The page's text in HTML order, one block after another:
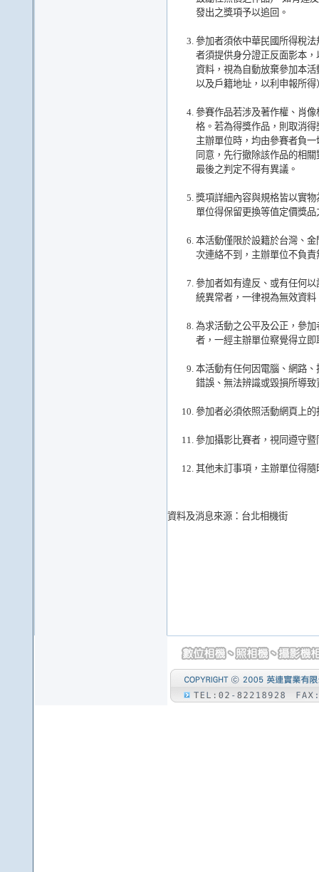
發出之獎項予以追回。
參加者須依中華民國所得稅
者須提供身分證正反面影本
資料，視為自動放棄參加本
以及戶籍地址，以利申報所得
參賽作品若涉及著作權、肖
格。若為得獎作品，則取消
主辦單位時，均由參賽者負
同意，先行撤除該作品的相
最後之判定不得有異議。
獎項詳細內容與規格皆以實
單位得保留更換等值定價獎
本活動僅限於設籍於台灣、
次連絡不到，主辦單位不負
參加者如有違反、或有任何
統異常者，一律視為無效資料
為求活動之公平及公正，參
者，一經主辦單位察覺得立
本活動有任何因電腦、網路
錯誤、無法辨識或毀損所導
參加者必須依照活動網頁上
參加攝影比賽者，視同遵守
其他未訂事項，主辦單位得
資料及消息來源：台北相機街